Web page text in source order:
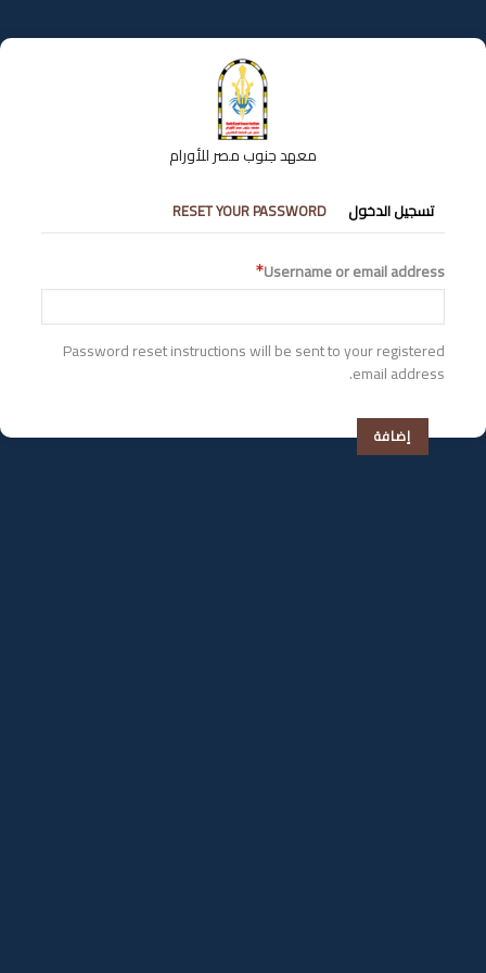
إلى
المحتوى
معهد جنوب مصر للأورام
التبويبات
الأساسية
تسجيل الدخول RESET YOUR PASSWORD
Username or email address
Password reset instructions will be sent to your registered
email address.